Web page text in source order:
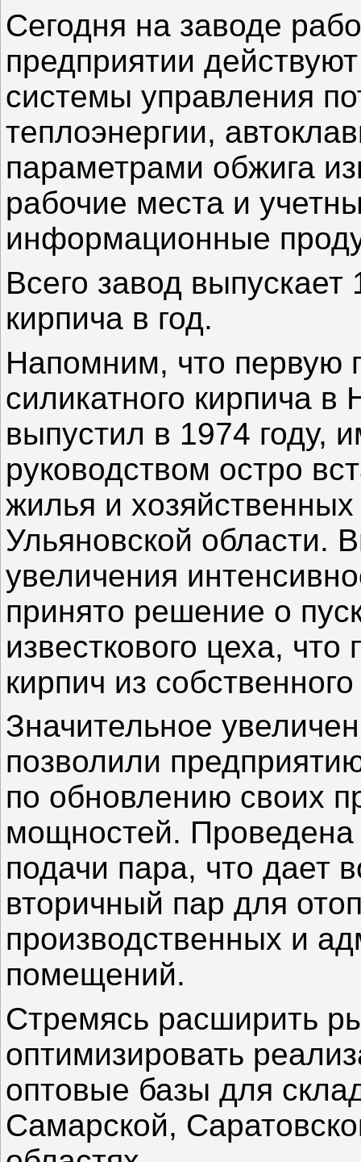
Сегодня на заводе
предприятии
системы управления
теплоэнергии,
параметрами обжига
рабочие места и
информационные
Всего завод
кирпича в год.
Напомним, что первую
силикатного кирпича
выпустил в 1974 году,
руководством остро
жилья и
Ульяновской области.
увеличения
принято решение о
известкового цеха,
кирпич из
Значительное
позволили
по обновлению своих
мощностей. Проведена
подачи пара, что дает
вторичный пар для
производственных и
помещений.
Стремясь расширить
оптимизировать
оптовые базы для
Самарской,